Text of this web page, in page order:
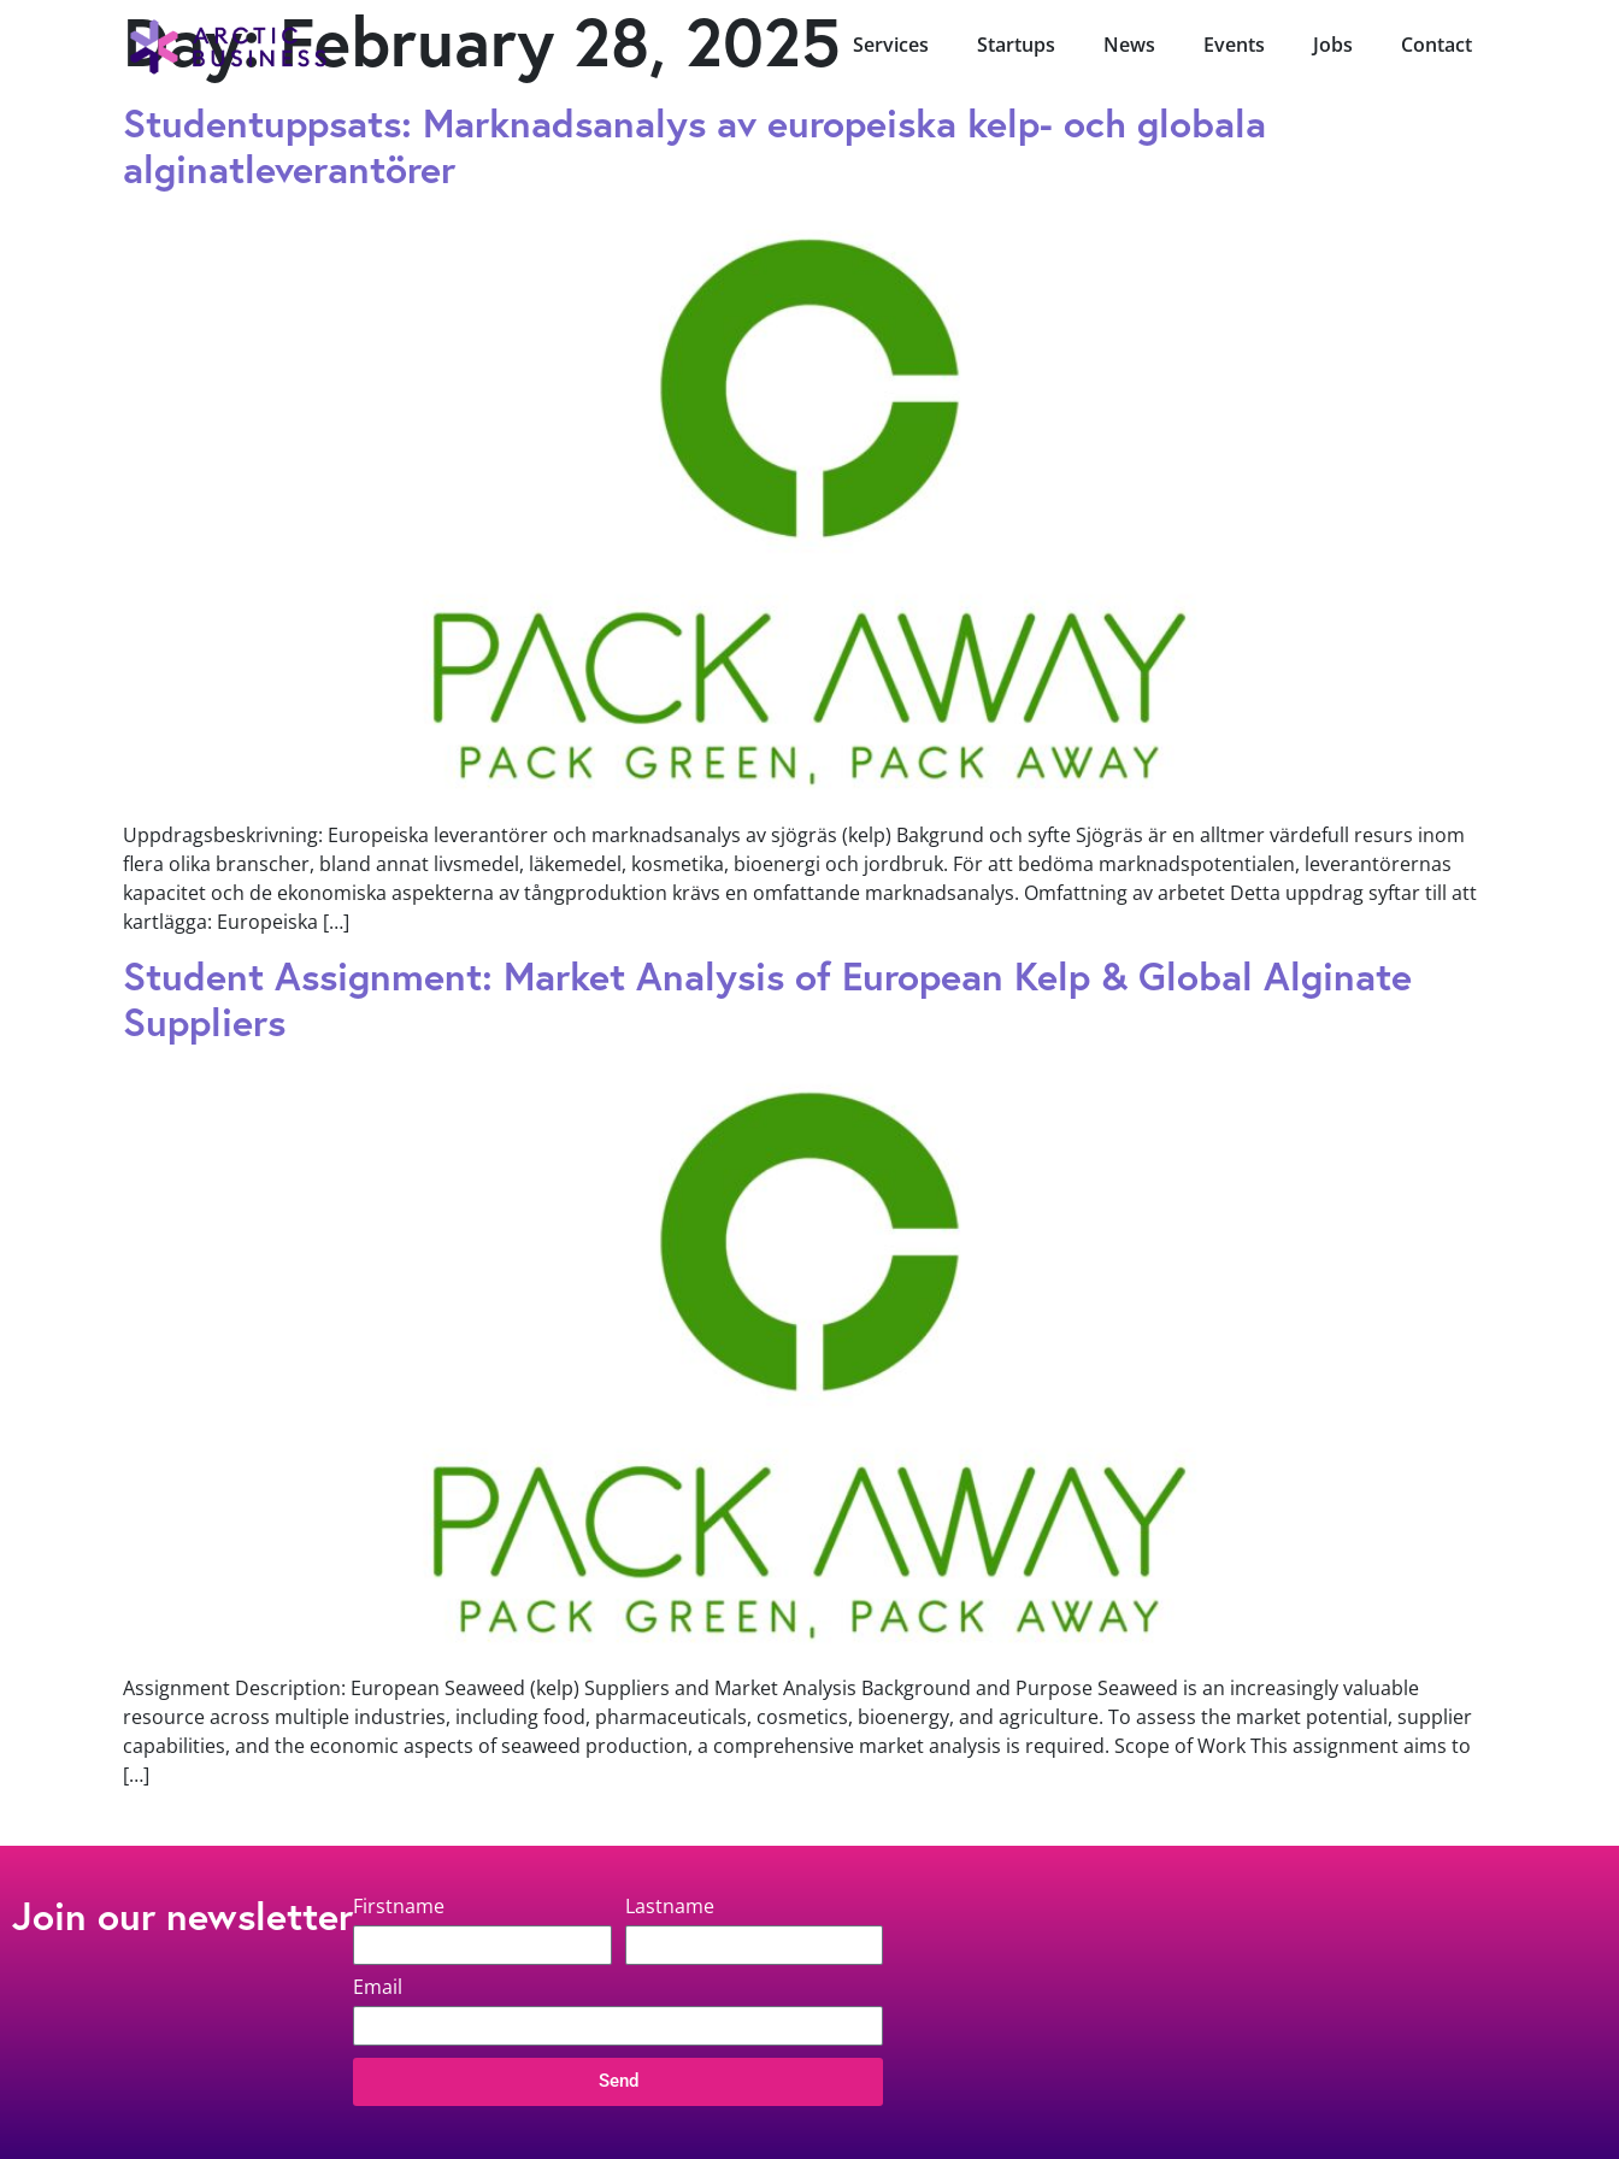
Services Startups News Events Jobs Contact
Day:February 28, 2025
Studentuppsats: Marknadsanalys av europeiska kelp- och globala
alginatleverantörer
Uppdragsbeskrivning: Europeiska leverantörer och marknadsanalys av sjögräs (kelp) Bakgrund och syfte Sjögräs är en alltmer värdefull resurs inom
flera olika branscher, bland annat livsmedel, läkemedel, kosmetika, bioenergi och jordbruk. För att bedöma marknadspotentialen, leverantörernas
kapacitet och de ekonomiska aspekterna av tångproduktion krävs en omfattande marknadsanalys. Omfattning av arbetet Detta uppdrag syftar till att
kartlägga: Europeiska […]
Student Assignment: Market Analysis of European Kelp & Global Alginate
Suppliers
Assignment Description: European Seaweed (kelp) Suppliers and Market Analysis Background and Purpose Seaweed is an increasingly valuable
resource across multiple industries, including food, pharmaceuticals, cosmetics, bioenergy, and agriculture. To assess the market potential, supplier
capabilities, and the economic aspects of seaweed production, a comprehensive market analysis is required. Scope of Work This assignment aims to
[…]
Join our newsletterFirstname Lastname
Email
Send